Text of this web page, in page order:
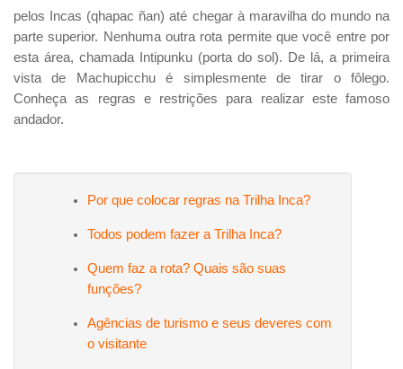
pelos Incas (qhapac ñan) até chegar à maravilha do mundo na
parte superior. Nenhuma outra rota permite que você entre por
esta área, chamada Intipunku (porta do sol). De lá, a primeira
vista de Machupicchu é simplesmente de tirar o fôlego.
Conheça as regras e restrições para realizar este famoso
andador.
Por que colocar regras na Trilha Inca?
Todos podem fazer a Trilha Inca?
Quem faz a rota? Quais são suas
funções?
Agências de turismo e seus deveres com
o visitante